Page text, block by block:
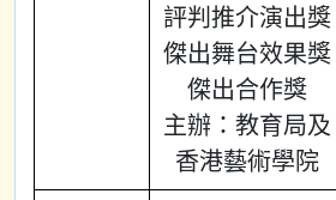
評判推介演出獎
傑出舞台效果獎
傑出合作獎
主辦：教育局及
香港藝術學院